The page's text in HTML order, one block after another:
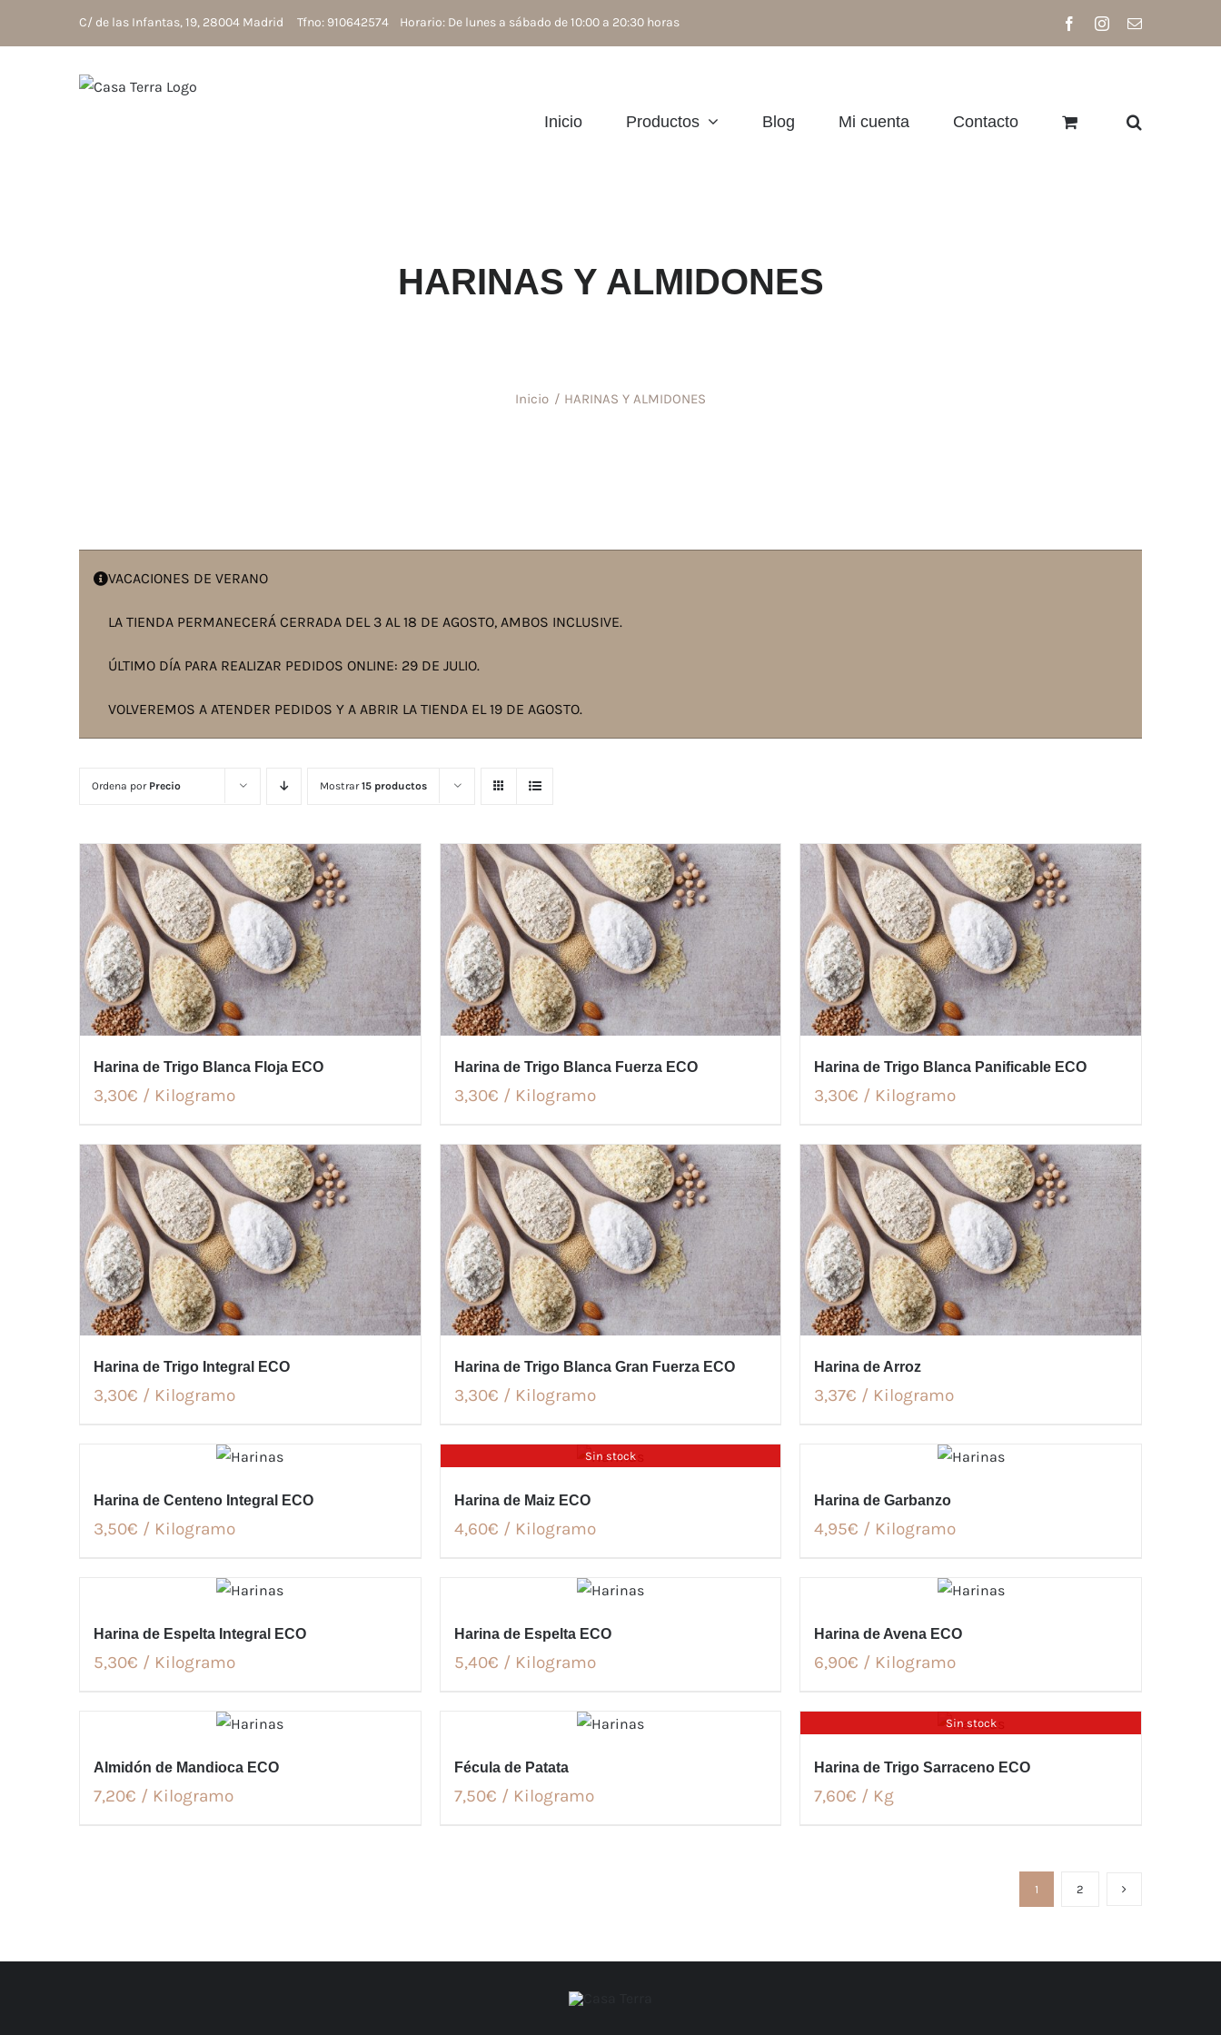
C/ de las Infantas, 19, 28004 Madrid Tfno: 910642574 Horario: De lunes a sábado de 10:00 a 20:30 horas FacebookInstagramCorreo
Inicio Productos Blog Mi cuenta Contacto
HARINAS Y ALMIDONES
Inicio HARINAS Y ALMIDONES
VACACIONES DE VERANO
LA TIENDA PERMANECERÁ CERRADA DEL 3 AL 18 DE AGOSTO, AMBOS INCLUSIVE.
ÚLTIMO DÍA PARA REALIZAR PEDIDOS ONLINE: 29 DE JULIO.
VOLVEREMOS A ATENDER PEDIDOS Y A ABRIR LA TIENDA EL 19 DE AGOSTO.
Ordena por Precio Mostrar15 productos
Harina de Trigo Blanca Floja ECO
3,30€ / Kilogramo
Harina de Trigo Blanca Fuerza ECO
3,30€ / Kilogramo
Harina de Trigo Blanca Panificable ECO
3,30€ / Kilogramo
Harina de Trigo Integral ECO
3,30€ / Kilogramo
Harina de Trigo Blanca Gran Fuerza ECO
3,30€ / Kilogramo
Harina de Arroz
3,37€ / Kilogramo
Harina de Centeno Integral ECO
3,50€ / Kilogramo
Sin stock
Harina de Maiz ECO
4,60€ / Kilogramo
Harina de Garbanzo
4,95€ / Kilogramo
Harina de Espelta Integral ECO
5,30€ / Kilogramo
Harina de Espelta ECO
5,40€ / Kilogramo
Harina de Avena ECO
6,90€ / Kilogramo
Almidón de Mandioca ECO
7,20€ / Kilogramo
Fécula de Patata
7,50€ / Kilogramo
Sin stock
Harina de Trigo Sarraceno ECO
7,60€ / Kg
1 2